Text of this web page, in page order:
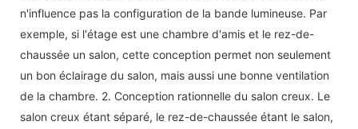
n'influence pas la configuration de la bande lumineuse. Par
exemple, si l'étage est une chambre d'amis et le rez-de-
chaussée un salon, cette conception permet non seulement
un bon éclairage du salon, mais aussi une bonne ventilation
de la chambre. 2. Conception rationnelle du salon creux. Le
salon creux étant séparé, le rez-de-chaussée étant le salon,